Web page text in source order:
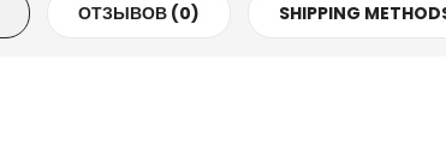
ОТЗЫВОВ (0) SHIPPING